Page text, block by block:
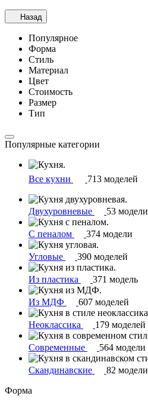
Назад
Популярное
Форма
Стиль
Материал
Цвет
Стоимость
Размер
Тип
Популярные категории
Все кухни 713 моделей
Двухуровневые 53 модели
С пеналом 374 модели
Угловые 390 моделей
Из пластика 371 модель
Из МДФ 607 моделей
Неоклассика 179 моделей
Современные 564 модели
Скандинавские
82 модели
Форма